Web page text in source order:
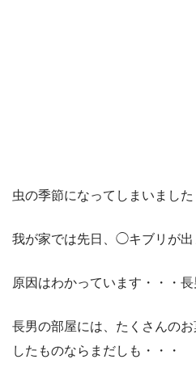
虫の季節になってしまいました
我が家では先日、◯キブリが出
原因はわかっています・・・長
長男の部屋には、たくさんの
したものならまだしも・・・